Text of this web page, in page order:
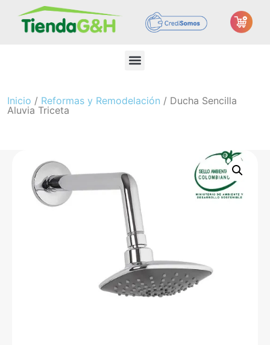
Inicio / Reformas y Remodelación / Ducha Sencilla
Aluvia Triceta